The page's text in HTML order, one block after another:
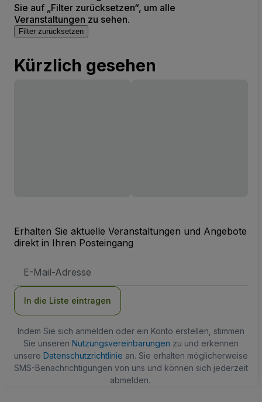
Sie auf „Filter zurücksetzen“, um alle
Veranstaltungen zu sehen.
Filter zurücksetzen
Kürzlich gesehen
Erhalten Sie aktuelle Veranstaltungen und Angebote
direkt in Ihren Posteingang
Mail-
In die Liste eintragen
Indem Sie sich anmelden oder ein Konto erstellen, stimmen
Sie unseren Nutzungsvereinbarungen zu und erkennen
unsere Datenschutzrichtlinie an. Sie erhalten möglicherweise
SMS-Benachrichtigungen von uns und können sich jederzeit
abmelden.